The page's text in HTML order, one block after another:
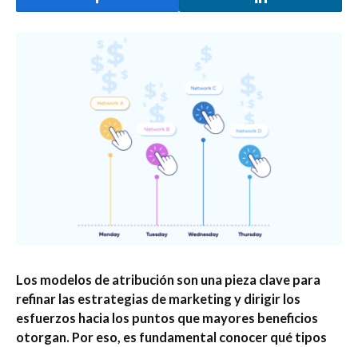
Los modelos de atribución son una pieza clave para
refinar las estrategias de marketing y dirigir los
esfuerzos hacia los puntos que mayores beneficios
otorgan. Por eso, es fundamental conocer qué tipos